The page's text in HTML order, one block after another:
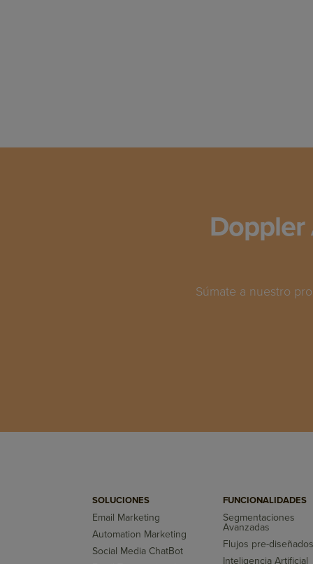
Doppler
Súmate a nuestro
SOLUCIONES
Email Marketing
Automation Marketing
Social Media ChatBot
FUNCIONALIDADES
Segmentaciones
Avanzadas
Flujos pre-diseñados
Inteligencia Artificial